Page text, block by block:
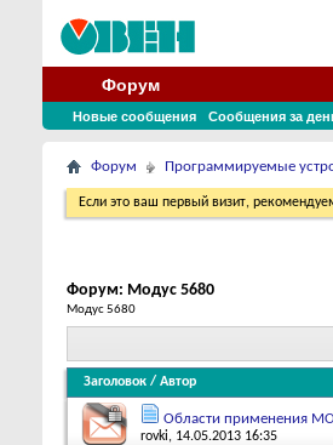
Форум
Новые сообщения Сообщения за
Форум Программируемые
Если это ваш первый визит,
Форум: Модус 5680
Модус 5680
Заголовок / Автор
Области применения
rovki, 14.05.2013 16:35